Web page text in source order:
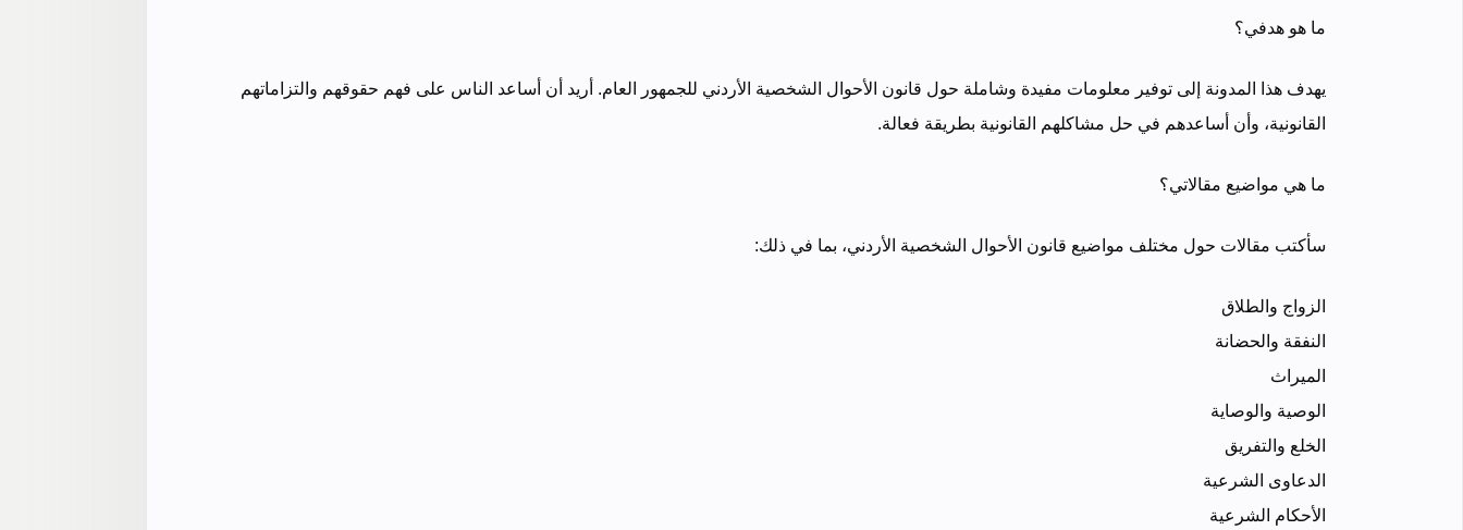
ما هو هدفي؟
يهدف هذا المدونة إلى توفير معلومات مفيدة وشاملة حول قانون الأحوال الشخصية الأردني للجمهور العام. أريد أن أساعد الناس على فهم حقوقهم والتزاماتهم
القانونية، وأن أساعدهم في حل مشاكلهم القانونية بطريقة فعالة.
ما هي مواضيع مقالاتي؟
سأكتب مقالات حول مختلف مواضيع قانون الأحوال الشخصية الأردني، بما في ذلك:
الزواج والطلاق
النفقة والحضانة
الميراث
الوصية والوصاية
الخلع والتفريق
الدعاوى الشرعية
الأحكام الشرعية